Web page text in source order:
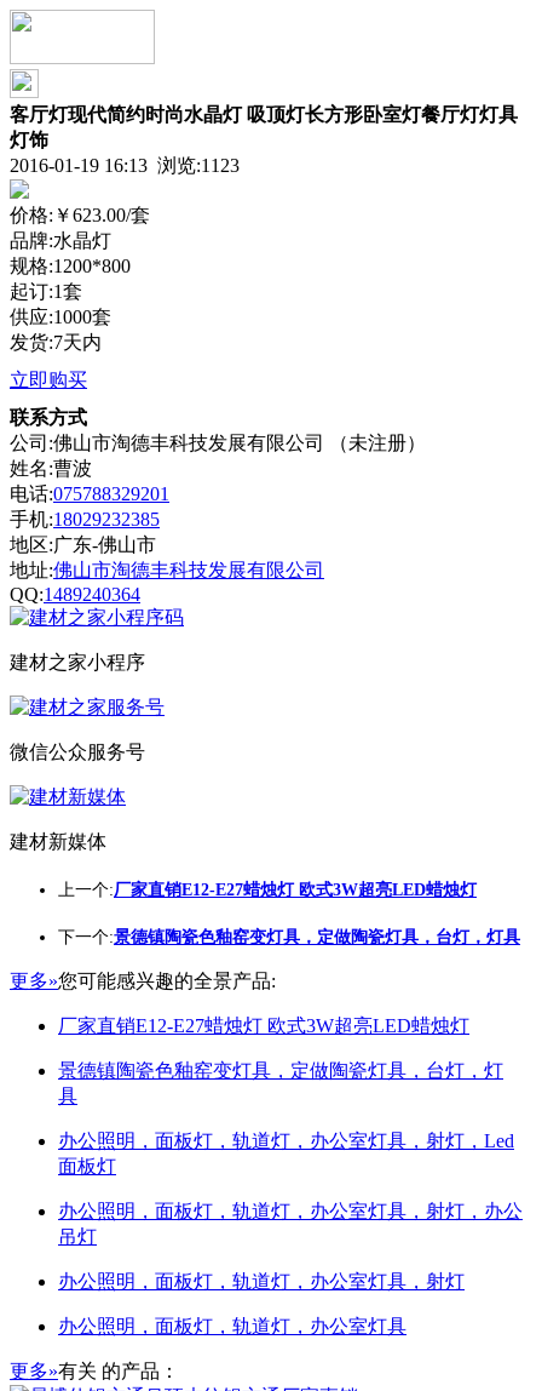
客厅灯现代简约时尚水晶灯 吸顶灯长方形卧室灯餐厅灯灯具
灯饰
2016-01-19 16:13 浏览:1123
价格: ￥623.00/套
品牌:水晶灯
规格:1200*800
起订:1套
供应:1000套
发货:7天内
立即购买
联系方式
公司:佛山市淘德丰科技发展有限公司 （未注册）
姓名:曹波
电话:075788329201
手机:18029232385
地区:广东-佛山市
地址:佛山市淘德丰科技发展有限公司
QQ:1489240364
建材之家小程序
微信公众服务号
建材新媒体
上一个:厂家直销E12-E27蜡烛灯 欧式3W超亮LED蜡烛灯
下一个:景德镇陶瓷色釉窑变灯具，定做陶瓷灯具，台灯，灯具
更多»您可能感兴趣的全景产品:
厂家直销E12-E27蜡烛灯 欧式3W超亮LED蜡烛灯
景德镇陶瓷色釉窑变灯具，定做陶瓷灯具，台灯，灯
具
办公照明，面板灯，轨道灯，办公室灯具，射灯，Led
面板灯
办公照明，面板灯，轨道灯，办公室灯具，射灯，办公
吊灯
办公照明，面板灯，轨道灯，办公室灯具，射灯
办公照明，面板灯，轨道灯，办公室灯具
更多»有关 的产品：